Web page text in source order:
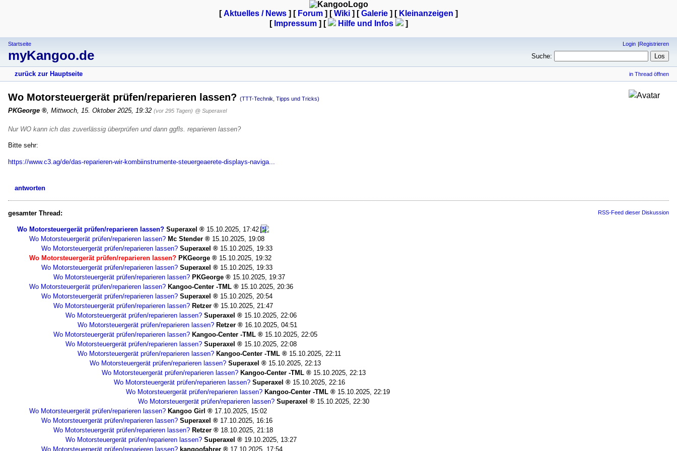
[Aktuelles / News ] [ Forum ] [Wiki ] [Galerie ] [ Kleinanzeigen ]
[ Impressum] [ Hilfe und Infos ]
Startseite
myKangoo.de
Login Registrieren
Suche:
zurück zur Hauptseite in Thread öffnen
Wo Motorsteuergerät prüfen/reparieren lassen? (TTT-Technik, Tipps und Tricks)
PKGeorge , Mittwoch, 15. Oktober 2025, 19:32 (vor 295 Tagen) @ Superaxel
Nur WO kann ich das zuverlässig überprüfen und dann ggfls. reparieren lassen?
Bitte sehr:
https://www.c3.ag/de/das-reparieren-wir-kombiinstrumente-steuergeaerete-displays-naviga...
antworten
gesamter Thread: RSS-Feed dieser Diskussion
Wo Motorsteuergerät prüfen/reparieren lassen? Superaxel
15.10.2025, 17:42
Wo Motorsteuergerät prüfen/reparieren lassen? Mc Stender
15.10.2025, 19:08
Wo Motorsteuergerät prüfen/reparieren lassen? Superaxel
15.10.2025, 19:33
Wo Motorsteuergerät prüfen/reparieren lassen? PKGeorge
15.10.2025, 19:32
Wo Motorsteuergerät prüfen/reparieren lassen? Superaxel
15.10.2025, 19:33
Wo Motorsteuergerät prüfen/reparieren lassen? PKGeorge
15.10.2025, 19:37
Wo Motorsteuergerät prüfen/reparieren lassen? Kangoo-Center -TML
15.10.2025, 20:36
Wo Motorsteuergerät prüfen/reparieren lassen? Superaxel
15.10.2025, 20:54
Wo Motorsteuergerät prüfen/reparieren lassen? Retzer
15.10.2025, 21:47
Wo Motorsteuergerät prüfen/reparieren lassen? Superaxel
15.10.2025, 22:06
Wo Motorsteuergerät prüfen/reparieren lassen? Retzer
16.10.2025, 04:51
Wo Motorsteuergerät prüfen/reparieren lassen? Kangoo-Center -TML
15.10.2025, 22:05
Wo Motorsteuergerät prüfen/reparieren lassen? Superaxel
15.10.2025, 22:08
Wo Motorsteuergerät prüfen/reparieren lassen? Kangoo-Center -TML
15.10.2025, 22:11
Wo Motorsteuergerät prüfen/reparieren lassen? Superaxel
15.10.2025, 22:13
Wo Motorsteuergerät prüfen/reparieren lassen? Kangoo-Center -TML
15.10.2025, 22:13
Wo Motorsteuergerät prüfen/reparieren lassen? Superaxel
15.10.2025, 22:16
Wo Motorsteuergerät prüfen/reparieren lassen? Kangoo-Center -TML
15.10.2025, 22:19
Wo Motorsteuergerät prüfen/reparieren lassen? Superaxel
15.10.2025, 22:30
Wo Motorsteuergerät prüfen/reparieren lassen? Kangoo Girl
17.10.2025, 15:02
Wo Motorsteuergerät prüfen/reparieren lassen? Superaxel
17.10.2025, 16:16
Wo Motorsteuergerät prüfen/reparieren lassen? Retzer
18.10.2025, 21:18
Wo Motorsteuergerät prüfen/reparieren lassen? Superaxel
19.10.2025, 13:27
Wo Motorsteuergerät prüfen/reparieren lassen? kangoofahrer 17.10.2025, 17:54